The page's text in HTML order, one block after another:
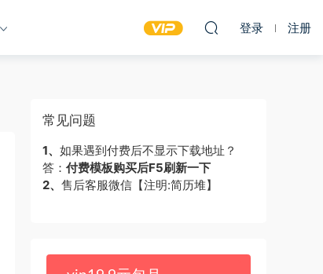
登录 注册
常见问题
1、 如果遇到付费后不显示下载地址？
答： 付费模板购买后F5刷新一下
2、 售后客服微信【注明:简历堆】